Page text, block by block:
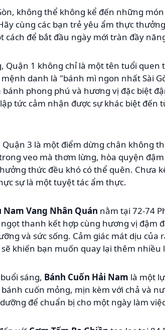
không thể không kể đến những
cùng các bạn trẻ yêu ẩm thực
để bắt đầu ngày mới tràn đầy
Quận 1 không chỉ là một tên tuổi quen
danh là "bánh mì ngon nhất Sài
phong phú và hương vị đặc biệt
tức cảm nhận được sự khác biệt đến
3 là một điểm dừng chân không
veo mà thơm lừng, hòa quyện
thức đều khó có thể quên. Chưa
sự là một tuyệt tác ẩm thực.
Nam Vang Nhân Quán nằm tại 72-74
thanh kết hợp cùng hương vị đậm
và sức sống. Cảm giác mát dịu của
khiến bạn muốn quay lại thêm nhiều
sáng, Bánh Cuốn Hải Nam là một
cuốn mỏng, mịn kèm với chả và
để chuẩn bị cho một ngày làm